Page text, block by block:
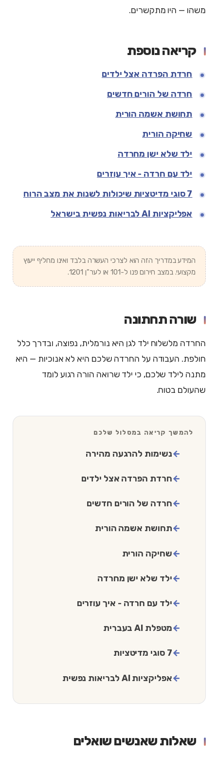
משהו — היו מתקשרים.
קריאה נוספת
חרדת הפרדה אצל ילדים
חרדה של הורים חדשים
תחושת אשמה הורית
שחיקה הורית
ילד שלא ישן מחרדה
ילד עם חרדה - איך עוזרים
7 סוגי מדיטציות שיכולות לשנות את מצב הרוח
אפליקציות AI לבריאות נפשית בישראל
המידע במדריך הזה הוא לצרכי העשרה בלבד ואינו מחליף ייעוץ
מקצועי. במצב חירום פנו ל-101 או לער"ן 1201.
שורה תחתונה
החרדה מלשלוח ילד לגן היא נורמלית, נפוצה, ובדרך כלל
חולפת. העבודה על החרדה שלכם היא לא אנוכיות — היא
מתנה לילד שלכם, כי ילד שרואה הורה רגוע לומד
שהעולם בטוח.
להמשך קריאה במסלול שלכם
נשימות להרגעה מהירה
חרדת הפרדה אצל ילדים
חרדה של הורים חדשים
תחושת אשמה הורית
שחיקה הורית
ילד שלא ישן מחרדה
ילד עם חרדה - איך עוזרים
מטפלת AI בעברית
7 סוגי מדיטציות
אפליקציות AI לבריאות נפשית
שאלות שאנשים שואלים